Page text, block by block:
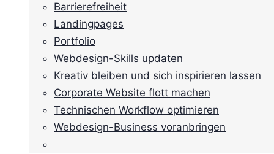
Barrierefreiheit
Landingpages
Portfolio
Webdesign-Skills updaten
Kreativ bleiben und sich inspirieren lassen
Corporate Website flott machen
Technischen Workflow optimieren
Webdesign-Business voranbringen